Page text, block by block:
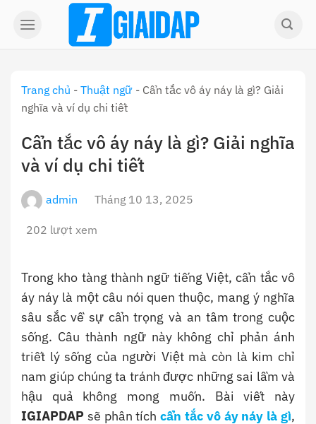
Trang chủ - Thuật ngữ - Cẩn tắc vô áy náy là gì? Giải
nghĩa và ví dụ chi tiết
Cẩn tắc vô áy náy là gì? Giải nghĩa
và ví dụ chi tiết
admin Tháng 10 13, 2025
202 lượt xem
Trong kho tàng thành ngữ tiếng Việt, cẩn tắc vô
áy náy là một câu nói quen thuộc, mang ý nghĩa
sâu sắc về sự cẩn trọng và an tâm trong cuộc
sống. Câu thành ngữ này không chỉ phản ánh
triết lý sống của người Việt mà còn là kim chỉ
nam giúp chúng ta tránh được những sai lầm và
hậu quả không mong muốn. Bài viết này
IGIAPDAP sẽ phân tíchcẩn tắc vô áy náy là gì,